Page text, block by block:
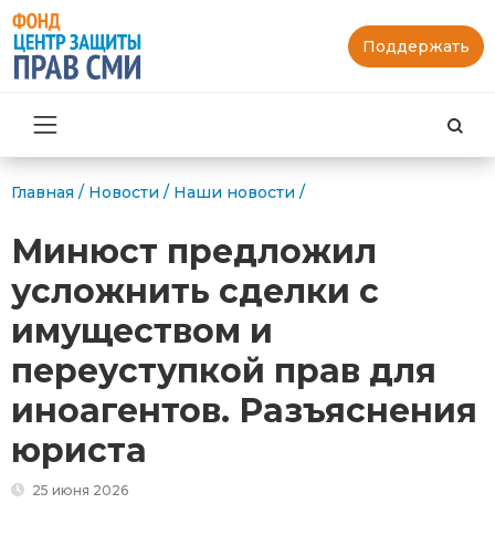
Поддержать
Главная / Новости / Наши новости /
Минюст предложил
усложнить сделки с
имуществом и
переуступкой прав для
иноагентов. Разъяснения
юриста
25 июня 2026